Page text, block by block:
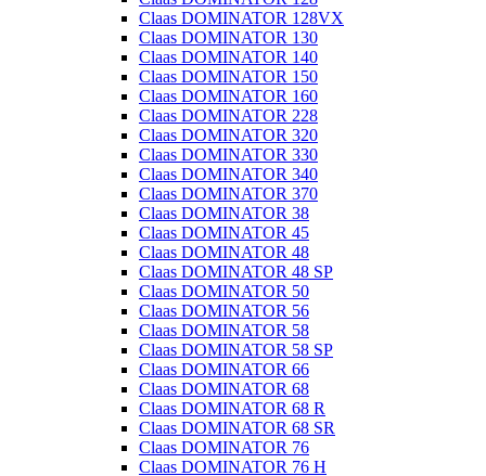
Claas DOMINATOR 128VX
Claas DOMINATOR 130
Claas DOMINATOR 140
Claas DOMINATOR 150
Claas DOMINATOR 160
Claas DOMINATOR 228
Claas DOMINATOR 320
Claas DOMINATOR 330
Claas DOMINATOR 340
Claas DOMINATOR 370
Claas DOMINATOR 38
Claas DOMINATOR 45
Claas DOMINATOR 48
Claas DOMINATOR 48 SP
Claas DOMINATOR 50
Claas DOMINATOR 56
Claas DOMINATOR 58
Claas DOMINATOR 58 SP
Claas DOMINATOR 66
Claas DOMINATOR 68
Claas DOMINATOR 68 R
Claas DOMINATOR 68 SR
Claas DOMINATOR 76
Claas DOMINATOR 76 H